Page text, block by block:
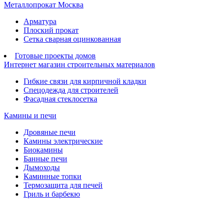
Металлопрокат Москва
Арматура
Плоский прокат
Сетка сварная оцинкованная
Готовые проекты домов
Интернет магазин строительных материалов
Гибкие связи для кирпичной кладки
Спецодежда для строителей
Фасадная стеклосетка
Камины и печи
Дровяные печи
Камины электрические
Биокамины
Банные печи
Дымоходы
Каминные топки
Термозащита для печей
Гриль и барбекю